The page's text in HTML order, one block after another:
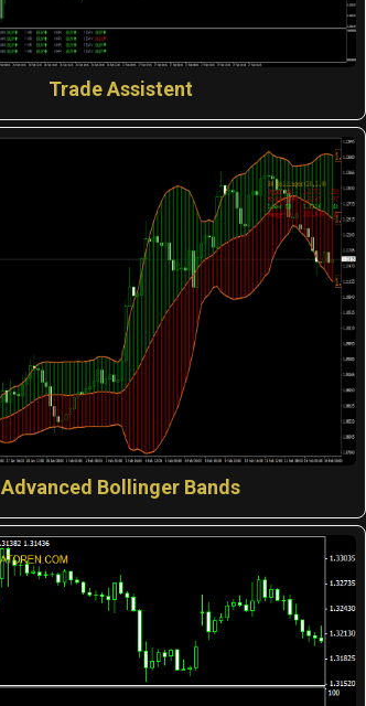
Trade Assistent
Advanced Bollinger Bands